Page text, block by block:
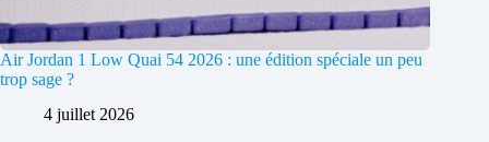
Air Jordan 1 Low Quai 54 2026 : une édition spéciale un peu
trop sage ?
4 juillet 2026